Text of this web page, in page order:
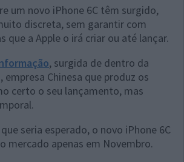
um novo iPhone 6C têm surgido,
discreta, sem garantir com
que a Apple o irá criar ou até lançar.
, surgida de dentro da
empresa Chinesa que produz os
certo o seu lançamento, mas
seria esperado, o novo iPhone 6C
mercado apenas em Novembro.